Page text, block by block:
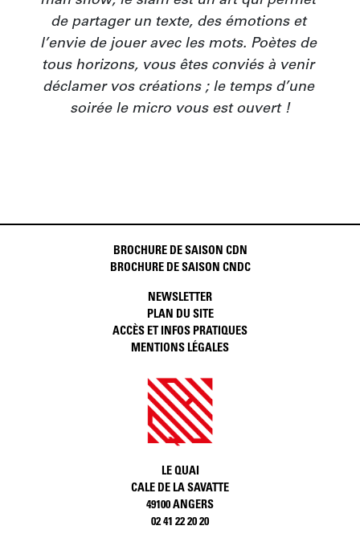
de partager un texte, des émotions et
l’envie de jouer avec les mots. Poètes de
tous horizons, vous êtes conviés à venir
déclamer vos créations ; le temps d’une
soirée le micro vous est ouvert !
BROCHURE DE SAISON CDN
BROCHURE DE SAISON CNDC
NEWSLETTER
PLAN DU SITE
ACCÈS ET INFOS PRATIQUES
MENTIONS LÉGALES
LE QUAI
CALE DE LA SAVATTE
49100 ANGERS
02 41 22 20 20